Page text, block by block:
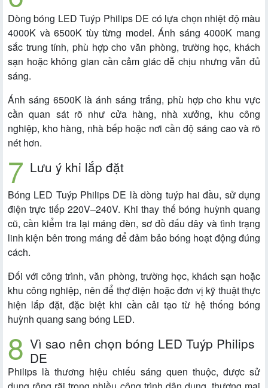
Dòng bóng LED Tuýp Philips DE có lựa chọn nhiệt độ màu
4000K và 6500K tùy từng model. Ánh sáng 4000K mang
sắc trung tính, phù hợp cho văn phòng, trường học, khách
sạn hoặc không gian cần cảm giác dễ chịu nhưng vẫn đủ
sáng.
Ánh sáng 6500K là ánh sáng trắng, phù hợp cho khu vực
cần quan sát rõ như cửa hàng, nhà xưởng, khu công
nghiệp, kho hàng, nhà bếp hoặc nơi cần độ sáng cao và rõ
nét hơn.
Lưu ý khi lắp đặt
Bóng LED Tuýp Philips DE là dòng tuýp hai đầu, sử dụng
điện trực tiếp 220V–240V. Khi thay thế bóng huỳnh quang
cũ, cần kiểm tra lại máng đèn, sơ đồ đấu dây và tình trạng
linh kiện bên trong máng để đảm bảo bóng hoạt động đúng
cách.
Đối với công trình, văn phòng, trường học, khách sạn hoặc
khu công nghiệp, nên để thợ điện hoặc đơn vị kỹ thuật thực
hiện lắp đặt, đặc biệt khi cần cải tạo từ hệ thống bóng
huỳnh quang sang bóng LED.
Vì sao nên chọn bóng LED Tuýp Philips
DE
Philips là thương hiệu chiếu sáng quen thuộc, được sử